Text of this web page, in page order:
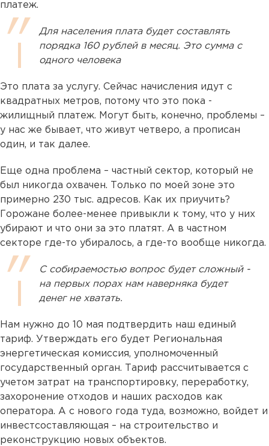
платеж.
Для населения плата будет составлять
порядка 160 рублей в месяц. Это сумма с
одного человека
Это плата за услугу. Сейчас начисления идут с
квадратных метров, потому что это пока -
жилищный платеж. Могут быть, конечно, проблемы –
у нас же бывает, что живут четверо, а прописан
один, и так далее.
Еще одна проблема – частный сектор, который не
был никогда охвачен. Только по моей зоне это
примерно 230 тыс. адресов. Как их приучить?
Горожане более-менее привыкли к тому, что у них
убирают и что они за это платят. А в частном
секторе где-то убиралось, а где-то вообще никогда.
С собираемостью вопрос будет сложный -
на первых порах нам наверняка будет
денег не хватать.
Нам нужно до 10 мая подтвердить наш единый
тариф. Утверждать его будет Региональная
энергетическая комиссия, уполномоченный
государственный орган. Тариф рассчитывается с
учетом затрат на транспортировку, переработку,
захоронение отходов и наших расходов как
оператора. А с нового года туда, возможно, войдет и
инвестсоставляющая – на строительство и
реконструкцию новых объектов.